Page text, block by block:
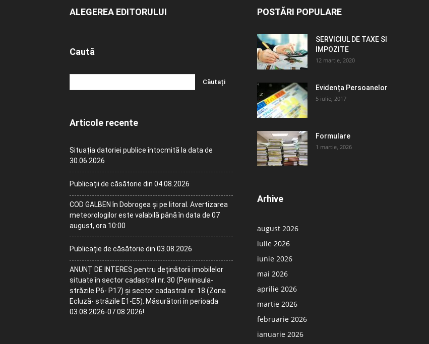
ALEGEREA EDITORULUI
Caută
Articole recente
Situația datoriei publice întocmită la data de
30.06.2026
Publicații de căsătorie din 04.08.2026
COD GALBEN în Dobrogea și pe litoral. Avertizarea
meteorologilor este valabilă până în data de 07
august, ora 10:00
Publicație de căsătorie din 03.08.2026
ANUNȚ DE INTERES pentru deținătorii imobilelor
situate în sector cadastral nr. 30 (Peninsula-
străzile P6- P17) și sector cadastral nr. 18 (Zona
Ecluză- străzile E1-E5). Măsurători în perioada
03.08.2026-07.08.2026!
POSTĂRI POPULARE
SERVICIUL DE TAXE SI
IMPOZITE
12 martie, 2020
Evidența Persoanelor
5 iulie, 2017
Formulare
1 martie, 2026
Arhive
august 2026
iulie 2026
iunie 2026
mai 2026
aprilie 2026
martie 2026
februarie 2026
ianuarie 2026